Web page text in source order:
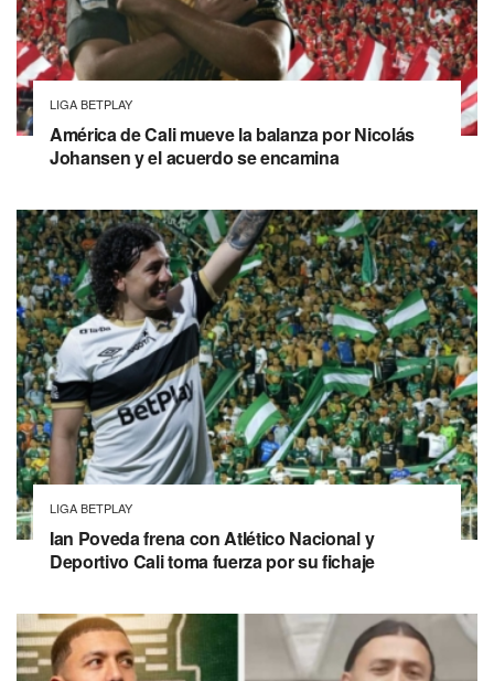
LIGA BETPLAY
América de Cali mueve la balanza por Nicolás
Johansen y el acuerdo se encamina
LIGA BETPLAY
Ian Poveda frena con Atlético Nacional y
Deportivo Cali toma fuerza por su fichaje